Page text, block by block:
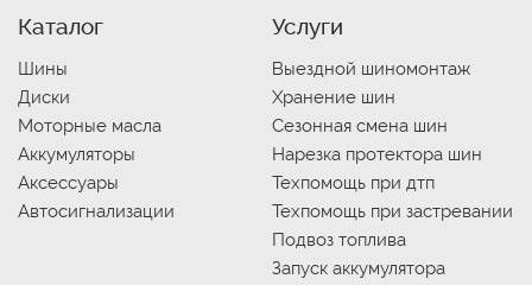
Каталог
Шины
Диски
Моторные масла
Аккумуляторы
Аксессуары
Автосигнализации
Услуги
Выездной шиномонтаж
Хранение шин
Сезонная смена шин
Нарезка протектора шин
Техпомощь при дтп
Техпомощь при застревании
Подвоз топлива
Запуск аккумулятора